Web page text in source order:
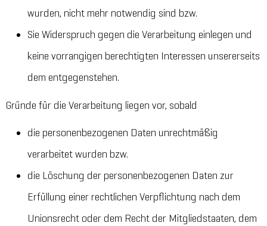
wurden, nicht mehr notwendig sind bzw.
Sie Widerspruch gegen die Verarbeitung einlegen und
keine vorrangigen berechtigten Interessen unsererseits
dem entgegenstehen.
Gründe für die Verarbeitung liegen vor, sobald
die personenbezogenen Daten unrechtmäßig
verarbeitet wurden bzw.
die Löschung der personenbezogenen Daten zur
Erfüllung einer rechtlichen Verpflichtung nach dem
Unionsrecht oder dem Recht der Mitgliedstaaten, dem